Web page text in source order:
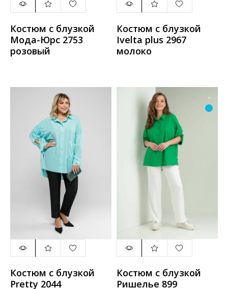
Костюм с блузкой
Мода-Юрс 2753
розовый
Костюм с блузкой
Ivelta plus 2967
молоко
Костюм с блузкой
Pretty 2044
Костюм с блузкой
Ришелье 899